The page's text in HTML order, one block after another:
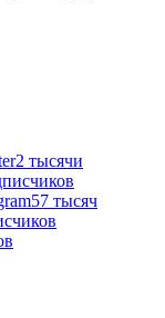
2 тысячи
57 тысяч